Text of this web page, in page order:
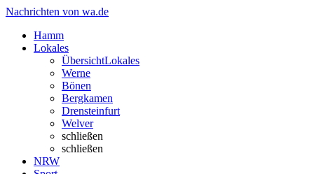
Nachrichten von wa.de
Hamm
Lokales
ÜbersichtLokales
Werne
Bönen
Bergkamen
Drensteinfurt
Welver
schließen
schließen
NRW